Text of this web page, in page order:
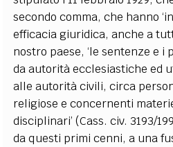
secondo comma, che hanno
efficacia giuridica, anche a
nostro paese, ‘le sentenze e i
da autorità ecclesiastiche ed
alle autorità civili, circa
religiose e concernenti
disciplinari’ (Cass. civ. 3193/
da questi primi cenni, a una